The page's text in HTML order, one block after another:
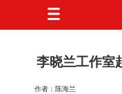
李晓兰工作室
作者：陈海兰